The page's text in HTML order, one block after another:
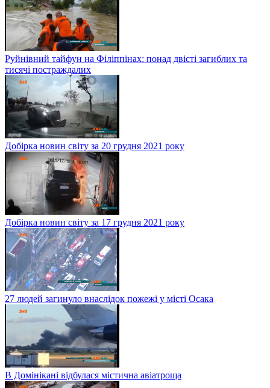
Руйнівний тайфун на Філіппінах: понад двісті загиблих та
тисячі постраждалих
Добірка новин світу за 20 грудня 2021 року
Добірка новин світу за 17 грудня 2021 року
27 людей загинуло внаслідок пожежі у місті Осака
В Домінікані відбулася містична авіатроща